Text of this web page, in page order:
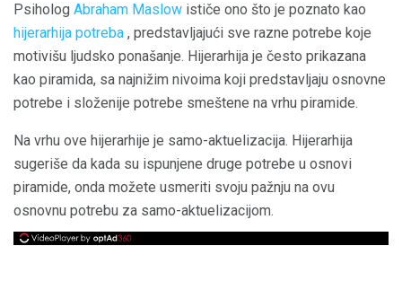
Psiholog Abraham Maslow ističe ono što je poznato kao
hijerarhija potreba , predstavljajući sve razne potrebe koje
motivišu ljudsko ponašanje. Hijerarhija je često prikazana
kao piramida, sa najnižim nivoima koji predstavljaju osnovne
potrebe i složenije potrebe smeštene na vrhu piramide.
Na vrhu ove hijerarhije je samo-aktuelizacija. Hijerarhija
sugeriše da kada su ispunjene druge potrebe u osnovi
piramide, onda možete usmeriti svoju pažnju na ovu
osnovnu potrebu za samo-aktuelizacijom.